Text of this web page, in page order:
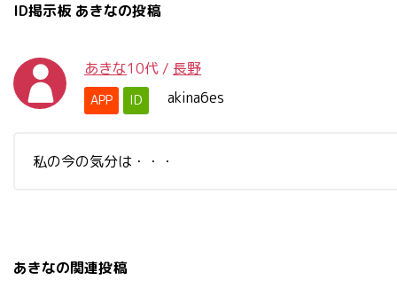
ID掲示板 あきなの投稿
あきな10代 / 長野
APP ID akina6es
私の今の気分は・・・
あきなの関連投稿